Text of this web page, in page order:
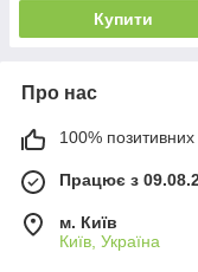
Купити
Про нас
100% позитивних
Працює з
м. Київ
Київ, Україна